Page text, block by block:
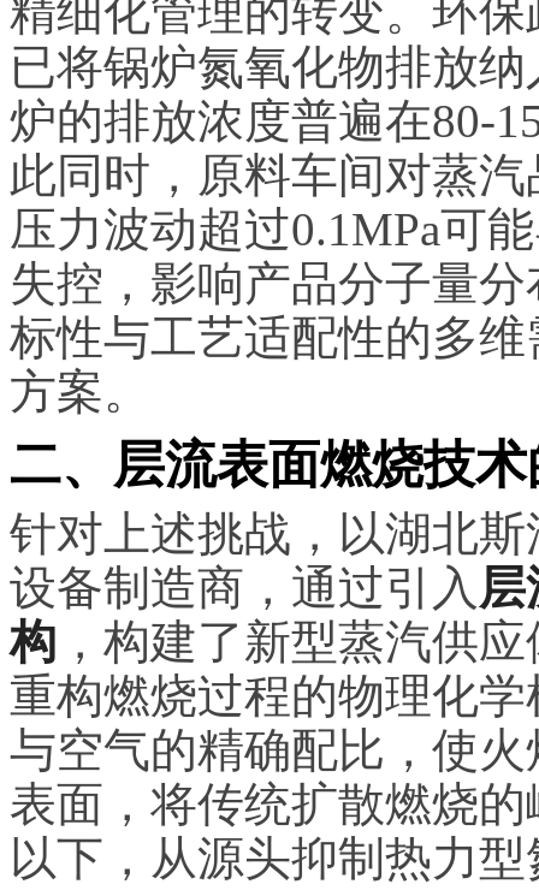
精细化管理的转变。环
已将锅炉氮氧化物排放
炉的排放浓度普遍在80-
此同时，原料车间对蒸
压力波动超过0.1MPa可
失控，影响产品分子量
标性与工艺适配性的多
方案。
二、层流表面燃烧技
针对上述挑战，以湖北
设备制造商，通过引入
构 ，构建了新型蒸汽供
重构燃烧过程的物理化
与空气的精确配比，使
表面，将传统扩散燃烧
以下，从源头抑制热力